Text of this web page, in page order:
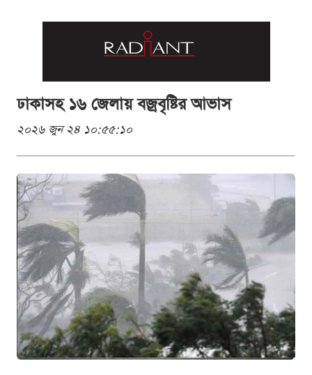
ঢাকাসহ ১৬ জেলায় বজ্রবৃষ্টির আভাস
২০২৬ জুন ২৪ ১০:৫৫:১০